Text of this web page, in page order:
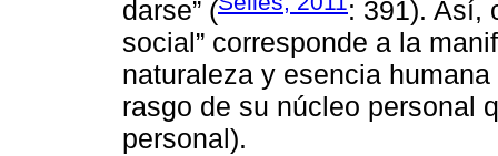
darse” (
: 391). Así,
social” corresponde a la
naturaleza y esencia
rasgo de su núcleo personal
personal).